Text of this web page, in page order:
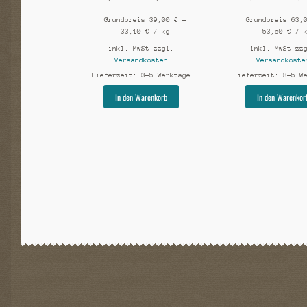
Grundpreis 39,00 € –
33,10 € / kg
inkl. MwSt.zzgl.
Versandkosten
Lieferzeit:3-5 Werktage
In den Warenkorb
gewählt
Grundpreis
53,50 € /
inkl. MwSt.
Lieferzeit:3-5
In den